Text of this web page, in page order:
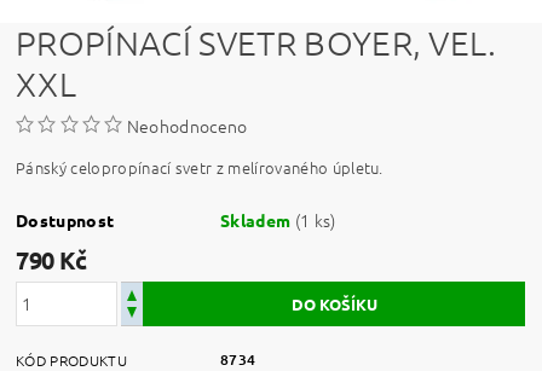
PROPÍNACÍ SVETR BOYER, VEL.
XXL
Neohodnoceno
Pánský celopropínací svetr z melírovaného úpletu.
Dostupnost Skladem (1 ks)
790 Kč
KÓD PRODUKTU 8734